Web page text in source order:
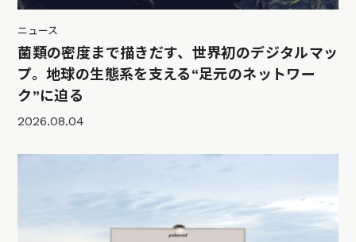
ニュース
菌類の密度まで描きだす、世界初のデジタルマッ
プ。地球の生態系を支える“足元のネットワー
ク”に迫る
2026.08.04